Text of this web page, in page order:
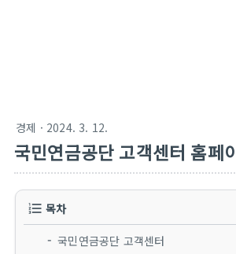
경제 · 2024. 3. 12.
국민연금공단 고객센터 홈페
목차
국민연금공단 고객센터